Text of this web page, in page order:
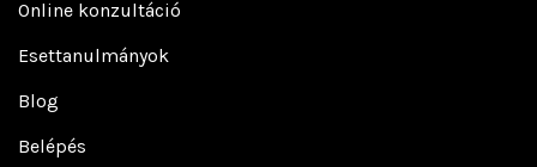
Online konzultáció
Esettanulmányok
Blog
Belépés